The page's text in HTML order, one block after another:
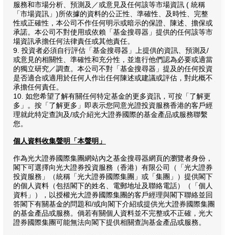
服務和市場分析、預測及／或意見及任何該等市場資訊 ( 統稱
「市場資訊」)所依據的資料的公正性、準確性、及時性、完整
性或正確性，本公司不作任何明示或暗示的保證、陳述、擔保或
承諾。本公司不對使用或依賴「基金搜尋器」提供的任何該等市
場資訊承擔任何法律責任或其他責任。
9. 投資者必須自行評估「基金搜尋器」上提供的資訊、預測及/
或意見的相關性、準確性和充分性，並進行他們認為必要或適當
的獨立研究／調查。本公司不對「基金搜尋器」提及的任何投資
是否適合或適用於任何人作出任何陳述或建議或評估，對此概不
承擔任何責任。
10. 如您希望了解有關任何特定基金的更多資訊，可按「了解更
多」。按「了解更多」即表示您同意光證投資服務香港的客戶經
理就此特定查詢及/或介紹光大證券國際的基金產品或服務聯繫
您。
個人資料收集聲明「本聲明」
作為光大證券國際集團網站內之基金搜尋器網頁的瀏覽者身份，
閣下可選擇向光大證券投資服務（香港）有限公司（「光大證券
投資服務」（統稱「光大證券國際集團」或「集團」）提供閣下
的個人資料（包括閣下的姓名、電郵地址及聯絡電話）（「個人
資料」），以授權光大證券國際集團的客戶經理與閣下聯絡並回
答閣下有關基金的問題和/或向閣下介紹或提供光大證券國際集團
的基金產品或服務。倘若有關個人資料並不完整或不正確，光大
證券國際集團可能無法向閣下提供相關查詢基金產品或服務。